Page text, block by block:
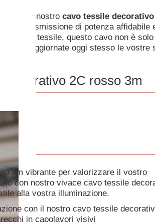
con il nostro cavo tessile decorativo
una trasmissione di potenza
tessile, questo cavo non è
visivi. Aggiornate oggi stesso le
decorativo 2C rosso 3m
3m vibrante per valorizzare il vostro
con nostro vivace cavo tessile
alla vostra illuminazione.
con il nostro cavo tessile
in capolavori visivi